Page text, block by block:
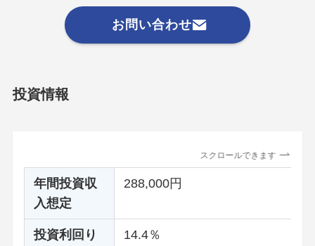
お問い合わせ
投資情報
スクロールできます
年間投資収
入想定
288,000円
投資利回り
14.4％